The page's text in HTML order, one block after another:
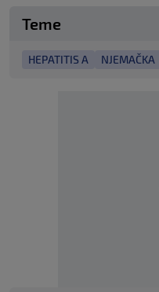
Teme
HEPATITIS A NJEMAČKA